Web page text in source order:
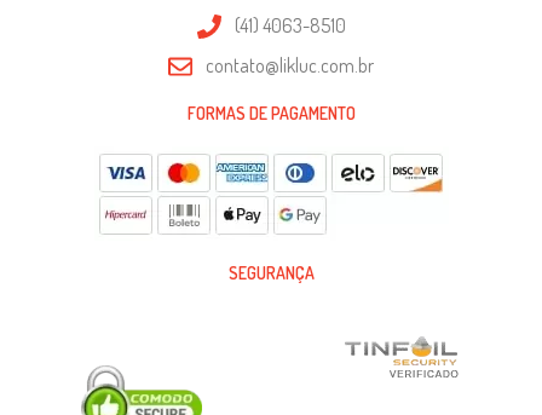
(41) 4063-8510
contato@likluc.com.br
FORMAS DE PAGAMENTO
SEGURANÇA